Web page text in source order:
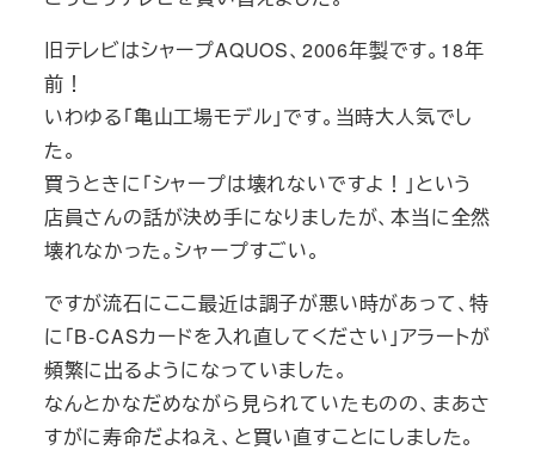
旧テレビはシャープAQUOS、2006年製です。18年
前！
いわゆる「亀山工場モデル」です。当時大人気でし
た。
買うときに「シャープは壊れないですよ！」という
店員さんの話が決め手になりましたが、本当に全然
壊れなかった。シャープすごい。
ですが流石にここ最近は調子が悪い時があって、特
に「B‐CASカードを入れ直してください」アラートが
頻繁に出るようになっていました。
なんとかなだめながら見られていたものの、まあさ
すがに寿命だよねえ、と買い直すことにしました。